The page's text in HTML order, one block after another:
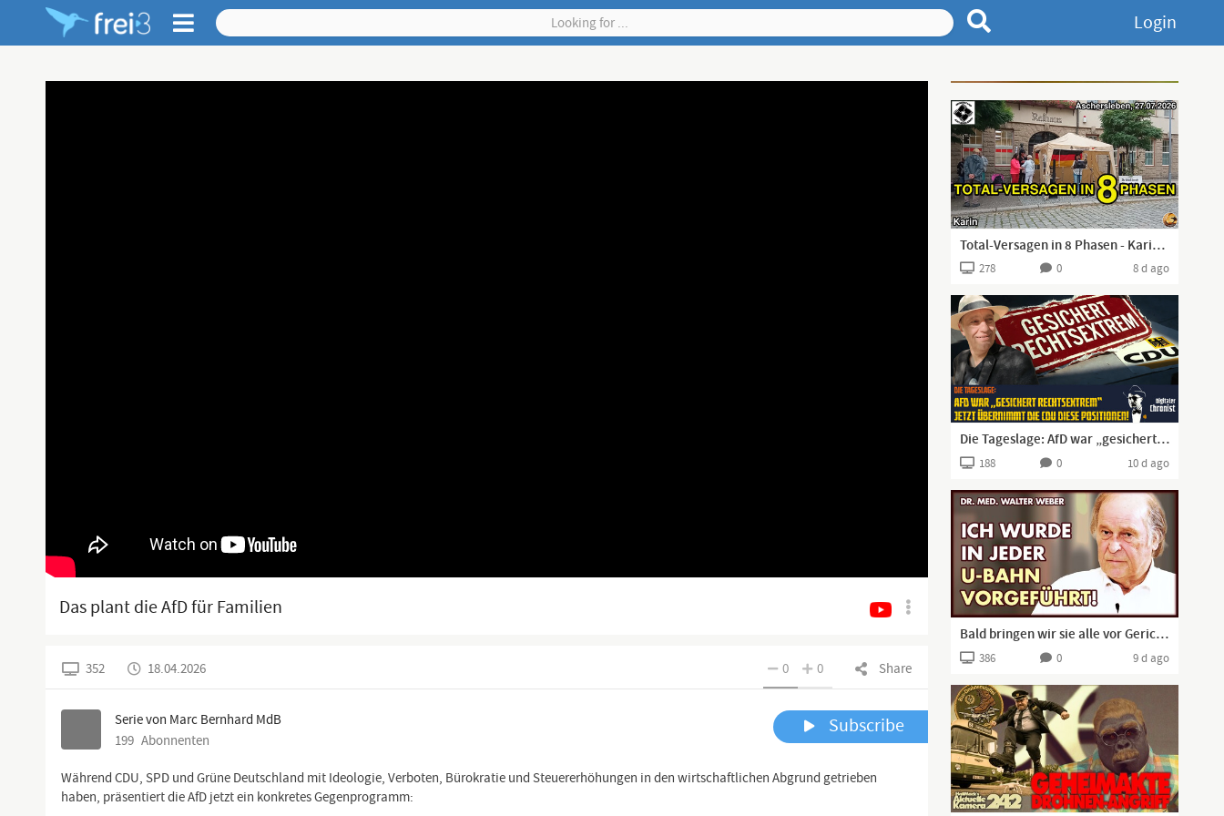
Login
Das plant die AfD für Familien
Share
0 0
352 18.04.2026
Serie von Marc Bernhard MdB
199 Abonnenten
Subscribe
Während CDU, SPD und Grüne Deutschland mit Ideologie, Verboten, Bürokratie und Steuererhöhungen in den wirtschaftlichen Abgrund getrieben
haben, präsentiert die AfD jetzt ein konkretes Gegenprogramm:
Total-Versagen in 8 Phasen - Karin I Aschersleben, 27.07.2026 I
278 0 8 d ago
Die Tageslage: AfD war „gesichert rechtsextrem“ – jetzt übernimmt die CDU diese Positionen!
188 0 10 d ago
Bald bringen wir sie alle vor Gericht! | Dr. Walter Weber
386 0 9 d ago